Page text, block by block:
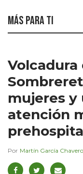
Más para ti
Volcadura
mujeres y
atención
Martín García Chavero